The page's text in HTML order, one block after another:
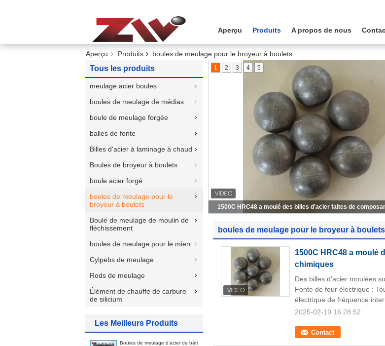
Aperçu Produits A propos de nous
Aperçu Produits boules de meulage pour le broyeur à boulets
Tous les produits
meulage acier boules
boules de meulage de médias
boule de meulage forgée
balles de fonte
Billes d'acier à laminage à chaud
Boules de broyeur à boulets
boule acier forgé
boules de meulage pour le
broyeur à boulets
Boule de meulage de moulin de
fléchissement
boules de meulage pour le mien
Cylpebs de meulage
Rods de meulage
Élément de chauffe de carbure
de silicium
Les Meilleurs Produits
Boules de meulage d'acier de bâti
1500C HRC48 a moulé des billes d'acier faites de
1 2 3 4 5
boules de meulage pour le broyeur à boulets
1500C HRC48 a moulé
chimiques
Contact
Des billes d'acier moulées
Fonte de four électrique :
électrique de fréquence
2025-02-19 16:28:52